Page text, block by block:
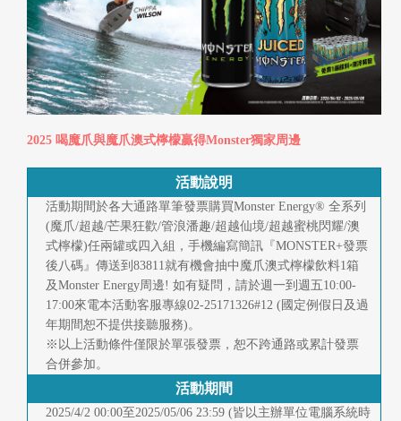
2025 喝魔爪與魔爪澳式檸檬贏得Monster獨家周邊
活動說明
活動期間於各大通路單筆發票購買Monster Energy® 全系列
(魔爪/超越/芒果狂歡/管浪潘趣/超越仙境/超越蜜桃閃耀/澳
式檸檬)任兩罐或四入組，手機編寫簡訊『MONSTER+發票
後八碼』傳送到83811就有機會抽中魔爪澳式檸檬飲料1箱
及Monster Energy周邊! 如有疑問，請於週一到週五10:00-
17:00來電本活動客服專線02-25171326#12 (國定例假日及過
年期間恕不提供接聽服務)。
※以上活動條件僅限於單張發票，恕不跨通路或累計發票
合併參加。
活動期間
2025/4/2 00:00至2025/05/06 23:59 (皆以主辦單位電腦系統時